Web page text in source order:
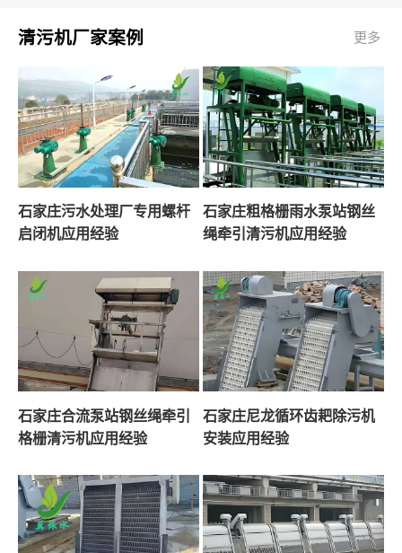
清污机厂家案例 更多
石家庄污水处理厂专用螺杆
启闭机应用经验
石家庄粗格栅雨水泵站钢丝
绳牵引清污机应用经验
石家庄合流泵站钢丝绳牵引
格栅清污机应用经验
石家庄尼龙循环齿耙除污机
安装应用经验